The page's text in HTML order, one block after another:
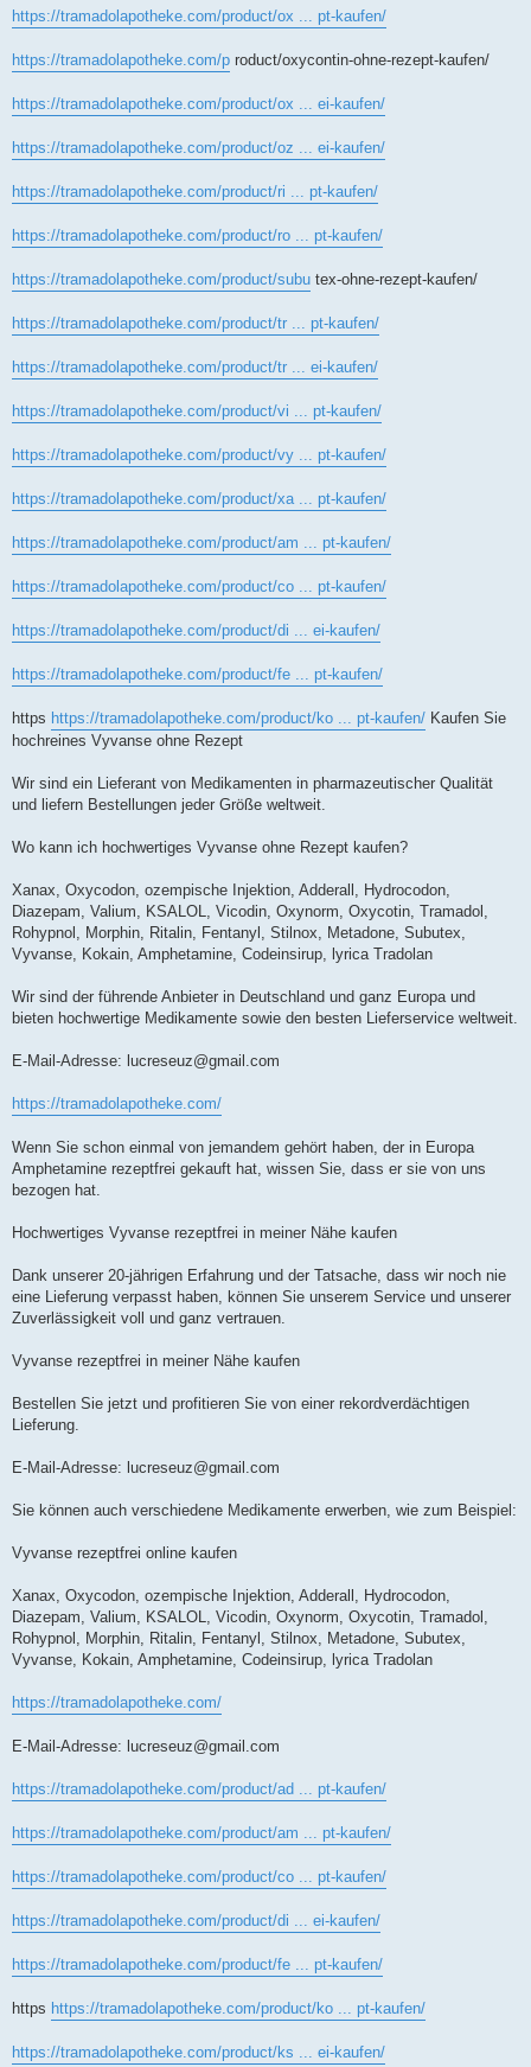
https://tramadolapotheke.com/product/ox ... pt-kaufen/
https://tramadolapotheke.com/p roduct/oxycontin-ohne-rezept-kaufen/
https://tramadolapotheke.com/product/ox ... ei-kaufen/
https://tramadolapotheke.com/product/oz ... ei-kaufen/
https://tramadolapotheke.com/product/ri ... pt-kaufen/
https://tramadolapotheke.com/product/ro ... pt-kaufen/
https://tramadolapotheke.com/product/subu tex-ohne-rezept-kaufen/
https://tramadolapotheke.com/product/tr ... pt-kaufen/
https://tramadolapotheke.com/product/tr ... ei-kaufen/
https://tramadolapotheke.com/product/vi ... pt-kaufen/
https://tramadolapotheke.com/product/vy ... pt-kaufen/
https://tramadolapotheke.com/product/xa ... pt-kaufen/
https://tramadolapotheke.com/product/am ... pt-kaufen/
https://tramadolapotheke.com/product/co ... pt-kaufen/
https://tramadolapotheke.com/product/di ... ei-kaufen/
https://tramadolapotheke.com/product/fe ... pt-kaufen/
https https://tramadolapotheke.com/product/ko ... pt-kaufen/ Kaufen Sie
hochreines Vyvanse ohne Rezept
Wir sind ein Lieferant von Medikamenten in pharmazeutischer Qualität
und liefern Bestellungen jeder Größe weltweit.
Wo kann ich hochwertiges Vyvanse ohne Rezept kaufen?
Xanax, Oxycodon, ozempische Injektion, Adderall, Hydrocodon,
Diazepam, Valium, KSALOL, Vicodin, Oxynorm, Oxycotin, Tramadol,
Rohypnol, Morphin, Ritalin, Fentanyl, Stilnox, Metadone, Subutex,
Vyvanse, Kokain, Amphetamine, Codeinsirup, lyrica Tradolan
Wir sind der führende Anbieter in Deutschland und ganz Europa und
bieten hochwertige Medikamente sowie den besten Lieferservice weltweit.
E-Mail-Adresse: lucreseuz@gmail.com
https://tramadolapotheke.com/
Wenn Sie schon einmal von jemandem gehört haben, der in Europa
Amphetamine rezeptfrei gekauft hat, wissen Sie, dass er sie von uns
bezogen hat.
Hochwertiges Vyvanse rezeptfrei in meiner Nähe kaufen
Dank unserer 20-jährigen Erfahrung und der Tatsache, dass wir noch nie
eine Lieferung verpasst haben, können Sie unserem Service und unserer
Zuverlässigkeit voll und ganz vertrauen.
Vyvanse rezeptfrei in meiner Nähe kaufen
Bestellen Sie jetzt und profitieren Sie von einer rekordverdächtigen
Lieferung.
E-Mail-Adresse: lucreseuz@gmail.com
Sie können auch verschiedene Medikamente erwerben, wie zum Beispiel:
Vyvanse rezeptfrei online kaufen
Xanax, Oxycodon, ozempische Injektion, Adderall, Hydrocodon,
Diazepam, Valium, KSALOL, Vicodin, Oxynorm, Oxycotin, Tramadol,
Rohypnol, Morphin, Ritalin, Fentanyl, Stilnox, Metadone, Subutex,
Vyvanse, Kokain, Amphetamine, Codeinsirup, lyrica Tradolan
https://tramadolapotheke.com/
E-Mail-Adresse: lucreseuz@gmail.com
https://tramadolapotheke.com/product/ad ... pt-kaufen/
https://tramadolapotheke.com/product/am ... pt-kaufen/
https://tramadolapotheke.com/product/co ... pt-kaufen/
https://tramadolapotheke.com/product/di ... ei-kaufen/
https://tramadolapotheke.com/product/fe ... pt-kaufen/
https https://tramadolapotheke.com/product/ko ... pt-kaufen/
https://tramadolapotheke.com/product/ks ... ei-kaufen/